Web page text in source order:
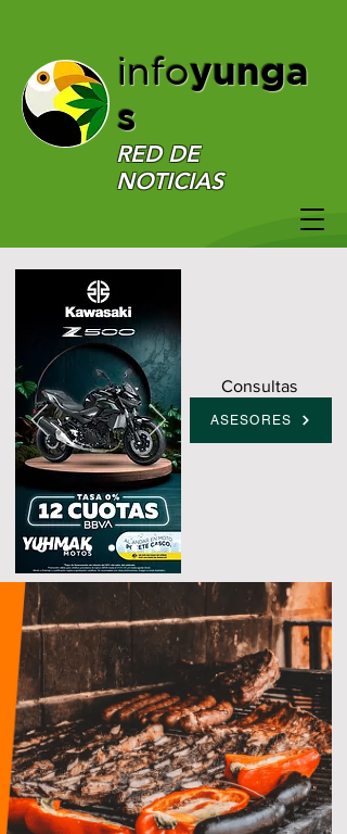
infoyunga
s
RED DE
NOTICIAS
Consultas
ASESORES